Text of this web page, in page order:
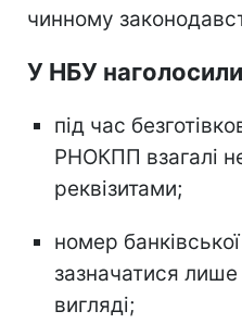
чинному
У НБУ
під час
РНОКПП взагалі
реквізитами;
номер
зазначатися
вигляді;